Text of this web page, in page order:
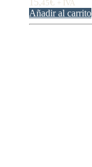
45 + IVA
Añadir al carrito